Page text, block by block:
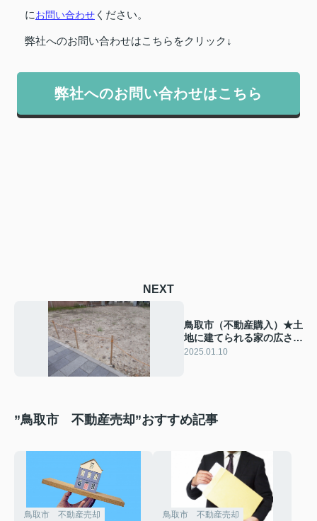
にお問い合わせ ください。
弊社へのお問い合わせはこちらをクリック↓
弊社へのお問い合わせはこちら
NEXT
鳥取市（不動産購入）★土
地に建てられる家の広さに
は決まりがある？
2025.01.10
”鳥取市 不動産売却”おすすめ記事
鳥取市 不動産売却 鳥取市 不動産売却